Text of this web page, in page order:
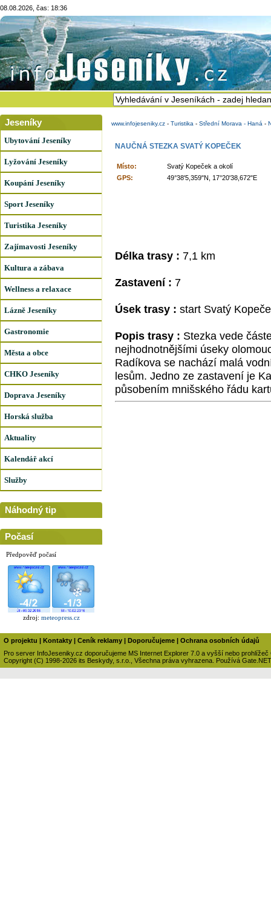
08.08.2026, čas: 18:36
Jeseníky
Ubytování Jeseníky
Lyžování Jeseníky
Koupání Jeseníky
Sport Jeseníky
Turistika Jeseníky
Zajímavosti Jeseníky
Kultura a zábava
Wellness a relaxace
Lázně Jeseníky
Gastronomie
Města a obce
CHKO Jeseníky
Doprava Jeseníky
Horská služba
Aktuality
Kalendář akcí
Služby
Náhodný tip
Počasí
Předpověď počasí
zdroj: meteopress.cz
www.infojeseniky.cz - Turistika - Střední Morava - Haná -
NAUČNÁ STEZKA SVATÝ KOPEČEK
Místo:
Svatý Kopeček a okolí
GPS:
49°38'5,359"N, 17°20'38,672"E
Délka trasy : 7,1 km
Zastavení : 7
Úsek trasy : start Svatý
Popis trasy : Stezka vede
nejhodnotnějšími úseky
Radíkova se nachází malá
lesům. Jedno ze zastavení je
působením mnišského řádu
O projektu Kontakty Ceník reklamy Doporučujeme
Ochrana osobních údajů
Pro server InfoJeseniky.cz doporučujeme MS Internet Explorer 7.0 a vyšší nebo prohlížeč
Copyright (C) 1998-2026 its Beskydy, s.r.o., Všechna práva vyhrazena. Používá